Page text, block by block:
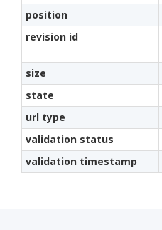
position
revision id
size
state
url type
validation status
validation timestamp